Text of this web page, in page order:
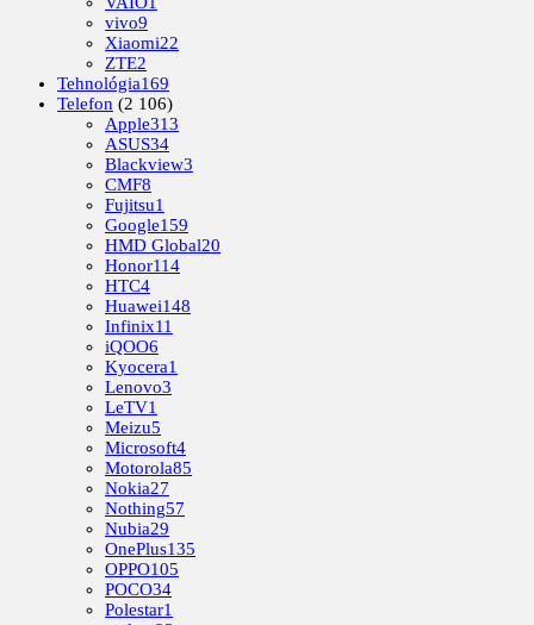
vivo9
Xiaomi22
ZTE2
Tehnológia169
Telefon (2 106)
Apple313
ASUS34
Blackview3
CMF8
Fujitsu1
Google159
HMD Global20
Honor114
HTC4
Huawei148
Infinix11
iQOO6
Kyocera1
Lenovo3
LeTV1
Meizu5
Microsoft4
Motorola85
Nokia27
Nothing57
Nubia29
OnePlus135
OPPO105
POCO34
Polestar1